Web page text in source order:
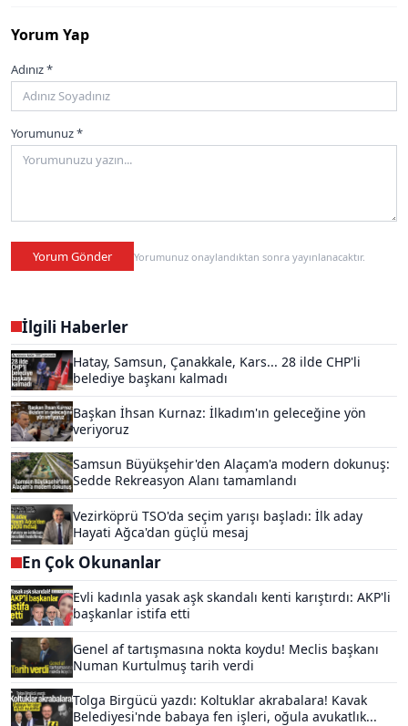
Yorum Yap
Adınız *
Yorumunuz *
Yorum Gönder Yorumunuz onaylandıktan sonra yayınlanacaktır.
İlgili Haberler
Hatay, Samsun, Çanakkale, Kars... 28 ilde CHP'li
belediye başkanı kalmadı
Başkan İhsan Kurnaz: İlkadım'ın geleceğine yön
veriyoruz
Samsun Büyükşehir'den Alaçam'a modern dokunuş:
Sedde Rekreasyon Alanı tamamlandı
Vezirköprü TSO'da seçim yarışı başladı: İlk aday
Hayati Ağca'dan güçlü mesaj
En Çok Okunanlar
Evli kadınla yasak aşk skandalı kenti karıştırdı: AKP'li
başkanlar istifa etti
Genel af tartışmasına nokta koydu! Meclis başkanı
Numan Kurtulmuş tarih verdi
Tolga Birgücü yazdı: Koltuklar akrabalara! Kavak
Belediyesi'nde babaya fen işleri, oğula avukatlık...